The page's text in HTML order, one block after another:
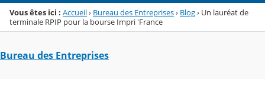
Vous êtes ici : Accueil› Bureau des Entreprises› Blog› Un lauréat de
terminale RPIP pour la bourse Impri 'France
Bureau des Entreprises